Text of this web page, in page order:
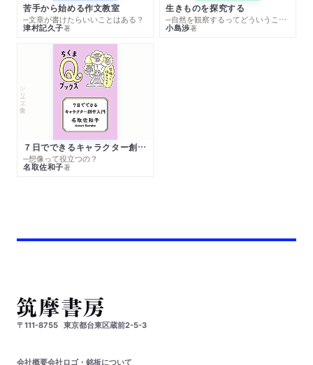
苦手から始める作文教室
─文章が書けたらいいことはある？
津村記久子著
生きものを探究する
─自然を観察するってどういうこと？
小島渉著
シリーズ・全集
７日でできるキャラクター創作入門
─想像って役立つの？
名取佐和子著
〒111-8755 東京都台東区蔵前2-5-3
会社概要会社ロゴ・銘板について